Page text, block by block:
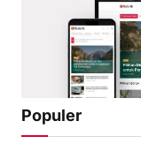
Populer